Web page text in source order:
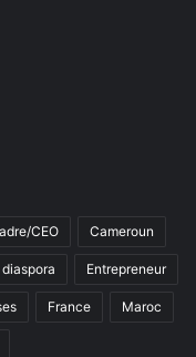
CEO Cameroun
Entrepreneur
France Maroc